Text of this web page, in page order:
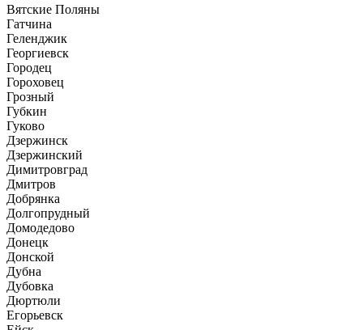
Вятские Поляны
Гатчина
Геленджик
Георгиевск
Городец
Гороховец
Грозный
Губкин
Гуково
Дзержинск
Дзержинский
Димитровград
Дмитров
Добрянка
Долгопрудный
Домодедово
Донецк
Донской
Дубна
Дубовка
Дюртюли
Егорьевск